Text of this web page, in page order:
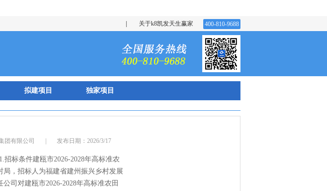
关于k8凯发天生赢家 400-810-9688
拟建项目 独家项目
团有限公司 发布日期：2026/3/17
招标条件建瓯市2026-2028年高标准农
，招标人为福建省建州振兴乡村发展
司对建瓯市2026-2028年高标准农田